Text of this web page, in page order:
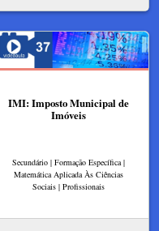
IMI: Imposto Municipal de
Imóveis
Secundário | Formação Específica |
Matemática Aplicada Às Ciências
Sociais | Profissionais